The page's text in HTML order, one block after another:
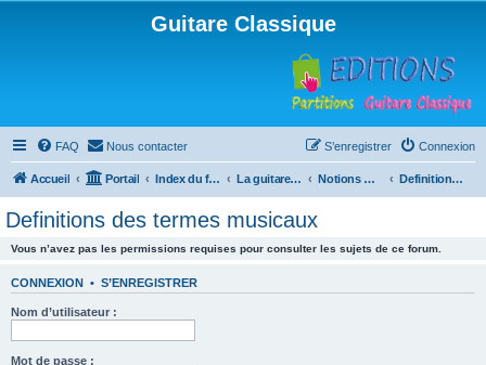
Guitare Classique
FAQ Nous contacter Connexion
S’enregistrer
Accueil Portail Index du forum La guitare : instrument, cours et théorie Notions musicales Definitions des termes musicaux
Definitions des termes musicaux
Vous n’avez pas les permissions requises pour consulter les sujets de ce forum.
CONNEXION • S’ENREGISTRER
Nom d’utilisateur :
Mot de passe :